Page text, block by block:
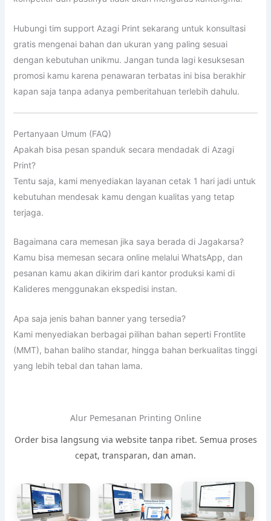
Hubungi tim support Azagi Print sekarang untuk konsultasi
gratis mengenai bahan dan ukuran yang paling sesuai
dengan kebutuhan unikmu. Jangan tunda lagi kesuksesan
promosi kamu karena penawaran terbatas ini bisa berakhir
kapan saja tanpa adanya pemberitahuan terlebih dahulu.
Pertanyaan Umum (FAQ)
Apakah bisa pesan spanduk secara mendadak di Azagi
Print?
Tentu saja, kami menyediakan layanan cetak 1 hari jadi untuk
kebutuhan mendesak kamu dengan kualitas yang tetap
terjaga.
Bagaimana cara memesan jika saya berada di Jagakarsa?
Kamu bisa memesan secara online melalui WhatsApp, dan
pesanan kamu akan dikirim dari kantor produksi kami di
Kalideres menggunakan ekspedisi instan.
Apa saja jenis bahan banner yang tersedia?
Kami menyediakan berbagai pilihan bahan seperti Frontlite
(MMT), bahan baliho standar, hingga bahan berkualitas tinggi
yang lebih tebal dan tahan lama.
Alur Pemesanan Printing Online
Order bisa langsung via website tanpa ribet. Semua proses
cepat, transparan, dan aman.